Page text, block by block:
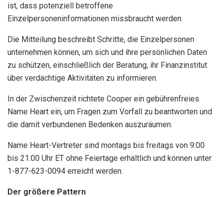
ist, dass potenziell betroffene
Einzelpersoneninformationen missbraucht werden.
Die Mitteilung beschreibt Schritte, die Einzelpersonen
unternehmen können, um sich und ihre persönlichen Daten
zu schützen, einschließlich der Beratung, ihr Finanzinstitut
über verdächtige Aktivitäten zu informieren.
In der Zwischenzeit richtete Cooper ein gebührenfreies
Name Heart ein, um Fragen zum Vorfall zu beantworten und
die damit verbundenen Bedenken auszuräumen.
Name Heart-Vertreter sind montags bis freitags von 9:00
bis 21:00 Uhr ET ohne Feiertage erhältlich und können unter
1-877-623-0094 erreicht werden.
Der größere Pattern